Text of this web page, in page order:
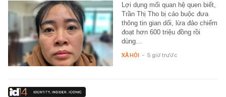
Lợi dụng mối quan hệ quen biết,
Trần Thị Tho bị cáo buộc đưa
thông tin gian dối, lừa đảo chiếm
đoạt hơn 600 triệu đồng rồi
dùng…
XÃ HỘI - 5 giờ trước